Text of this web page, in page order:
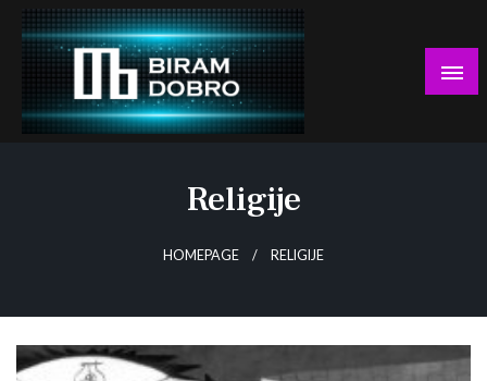
Skip
content
Religije
HOMEPAGE RELIGIJE